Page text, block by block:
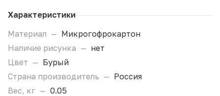
Характеристики
Материал — Микрогофрокартон
Наличие рисунка — нет
Цвет — Бурый
Страна производитель — Россия
Вес, кг — 0.05